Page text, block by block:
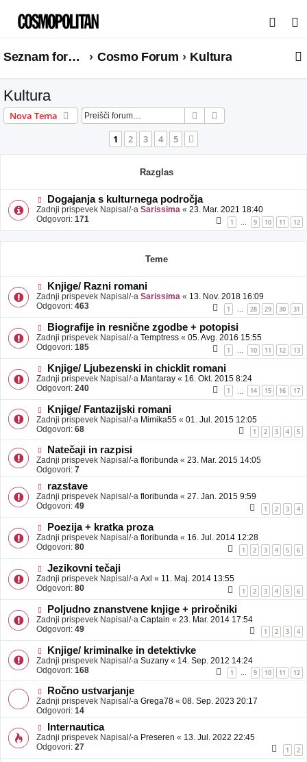
s
a
Seznam forumov Cosmo Forum Kultura
Kultura
Nova Tema Iskanje
1
2 3 4 5
Razglas
Dogajanja s kulturnega področja
Zadnji prispevek Napisal/-a Sarissima « 23. Mar. 2021 18:40
Odgovori: 171 1 … 9 10 11 12
Teme
Knjige/ Razni romani
Zadnji prispevek Napisal/-a Sarissima « 13. Nov. 2018 16:09
Odgovori: 463 1 28 29 30 31
Biografije in resnične zgodbe + potopisi
Zadnji prispevek Napisal/-a Temptress « 05. Avg. 2016 15:55
Odgovori: 185 1 10 11 12 13
Knjige/ Ljubezenski in chicklit romani
Zadnji prispevek Napisal/-a Mantaray « 16. Okt. 2015 8:24
Odgovori: 240 1 14 15 16 17
Knjige/ Fantazijski romani
Zadnji prispevek Napisal/-a Mimika55 « 01. Jul. 2015 12:05
Odgovori: 68 1 2 3 4 5
Natečaji in razpisi
Zadnji prispevek Napisal/-a floribunda « 23. Mar. 2015 14:05
Odgovori: 7
razstave
Zadnji prispevek Napisal/-a floribunda « 27. Jan. 2015 9:59
Odgovori: 49 1 2 3 4
Poezija + kratka proza
Zadnji prispevek Napisal/-a floribunda « 16. Jul. 2014 12:28
Odgovori: 80 1 2 3 4 5 6
Jezikovni tečaji
Zadnji prispevek Napisal/-a Axl « 11. Maj. 2014 13:55
Odgovori: 80 1 2 3 4 5 6
Poljudno znanstvene knjige + priročniki
Zadnji prispevek Napisal/-a Captain « 23. Mar. 2014 17:54
Odgovori: 49 1 2 3 4
Knjige/ kriminalke in detektivke
Zadnji prispevek Napisal/-a Suzany « 14. Sep. 2012 14:24
Odgovori: 168 1 … 9 10 11 12
Ročno ustvarjanje
Zadnji prispevek Napisal/-a Grega78 « 08. Sep. 2023 20:17
Odgovori: 14
Internautica
Zadnji prispevek Napisal/-a Preseren « 13. Jul. 2022 22:45
Odgovori: 27 1 2